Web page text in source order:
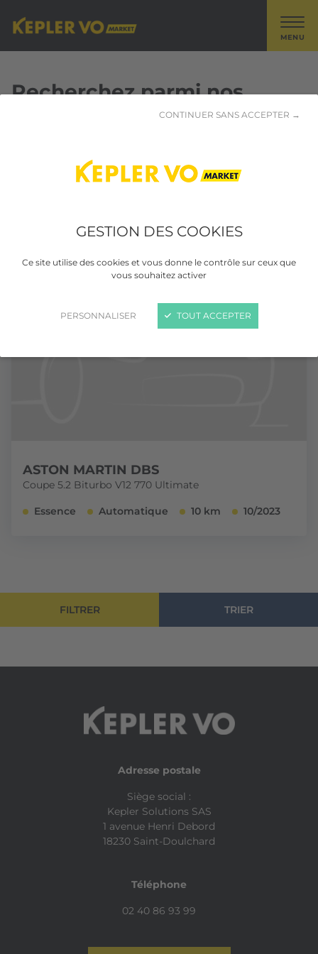
GESTION DES COOKIES
Ce site utilise des cookies et vous donne le contrôle sur ceux que
vous souhaitez activer
PERSONNALISER
CONTINUER SANS ACCEPTER →
TOUT ACCEPTER
MENU
Recherchez parmi nos
véhicules ASTON MARTIN -
FILTRER TRIER
ASTON MARTIN DBS
Coupe 5.2 Biturbo V12 770 Ultimate
Essence Automatique 10 km 10/2023
Adresse postale
Siège social :
Kepler Solutions SAS
1 avenue Henri Debord
18230 Saint-Doulchard
Téléphone
02 40 86 93 99